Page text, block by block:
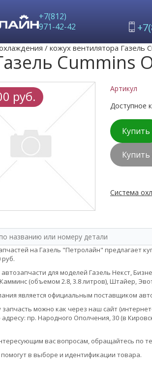
+7(812)
971-42-42
/ кожух вентилятора Газель
Cummins
руб. Артикул
Доступное
Купить
Купить
Система
на Газель "Петролайн" предлагает
руб.
для моделей Газель Некст,
(объемом 2.8, 3.8 литров), Штайер,
является официальным поставщиком
запчасть можно как через наш сайт
пр. Народного Ополчения, 30 (в
вас вопросам, обращайтесь по
в выборе и идентификации товара.